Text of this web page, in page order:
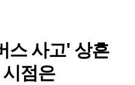
스 사고' 상흔
점은